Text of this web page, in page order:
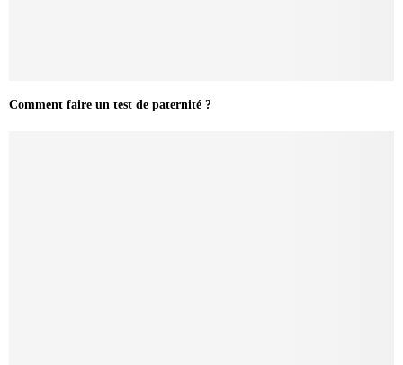
Comment faire un test de paternité ?